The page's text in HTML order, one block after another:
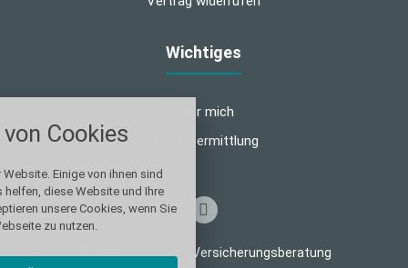
Wichtiges
Über mich
Bedarfsermittlung
© 2026 Finanz- und Versicherungsberatung
Cookies
Einige von ihnen sind
diese Website und Ihre
unsere Cookies, wenn Sie
zu nutzen.
alle verwendeten Cookies und
zu blockieren.
Notwendig
Performance